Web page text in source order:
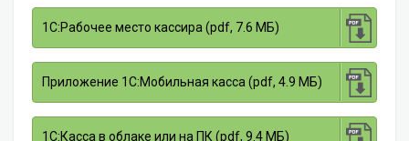
1С:Рабочее место кассира (pdf, 7.6 МБ)
Приложение 1С:Мобильная касса (pdf, 4.9 МБ)
1С:Касса в облаке или на ПК (pdf, 9.4 МБ)